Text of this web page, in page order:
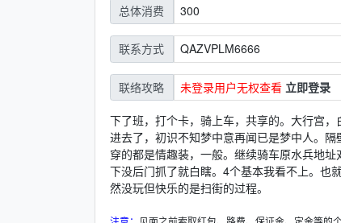
总体消费 300
联系方式 QAZVPLM6666
联络攻略 未登录用户无权查看 立即登录
下了班，打个卡，骑上车，共享的。大行宫
进去了，初识不知梦中意再闻已是梦中人。
穿的都是情趣装，一般。继续骑车原水兵地
下没后门抓了就白瞎。4个基本我看不上。也
然没玩但快乐的是扫街的过程。